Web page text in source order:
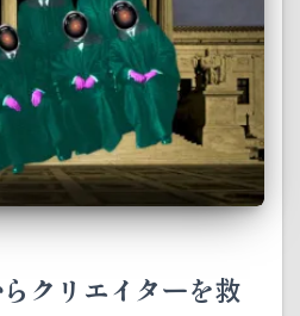
クリエイターを救